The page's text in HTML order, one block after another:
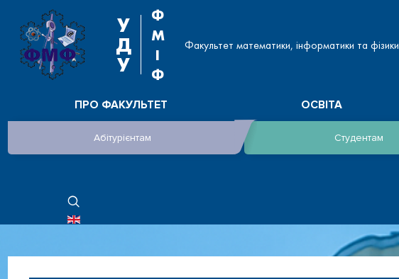
У
Д
У
Ф
М
І
Ф
Факультет математики, інформатики та фізики
ПРО ФАКУЛЬТЕТ ОСВІТА
Абітурієнтам Студентам
ОБЕРІТЬ СВОЮ МОВУ